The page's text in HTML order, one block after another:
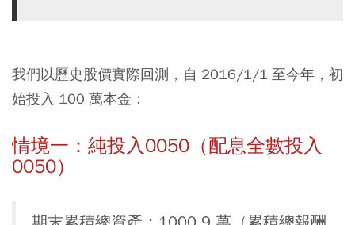
我們以歷史股價實際回測，自 2016/1/1 至今年，初
始投入 100 萬本金：
情境一：純投入0050（配息全數投入
0050）